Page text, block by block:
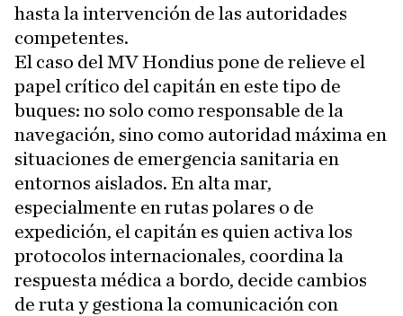
hasta la intervención de las autoridades
competentes.
El caso del MV Hondius pone de relieve el
papel crítico del capitán en este tipo de
buques: no solo como responsable de la
navegación, sino como autoridad máxima en
situaciones de emergencia sanitaria en
entornos aislados. En alta mar,
especialmente en rutas polares o de
expedición, el capitán es quien activa los
protocolos internacionales, coordina la
respuesta médica a bordo, decide cambios
de ruta y gestiona la comunicación con